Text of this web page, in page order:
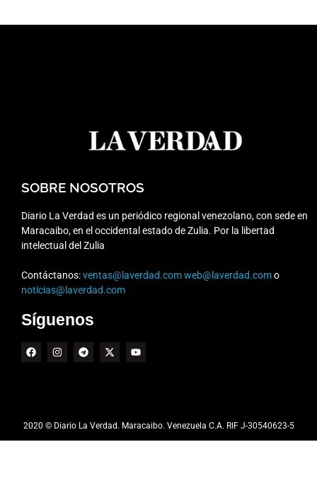
SOBRE NOSOTROS
Diario La Verdad es un periódico regional venezolano, con sede en
Maracaibo, en el occidental estado de Zulia. Por la libertad
intelectual del Zulia
Contáctanos:ventas@laverdad.comweb@laverdad.como
noticias@laverdad.com
Síguenos
2020 © Diario La Verdad. Maracaibo. Venezuela C.A. RIF J-30540623-5